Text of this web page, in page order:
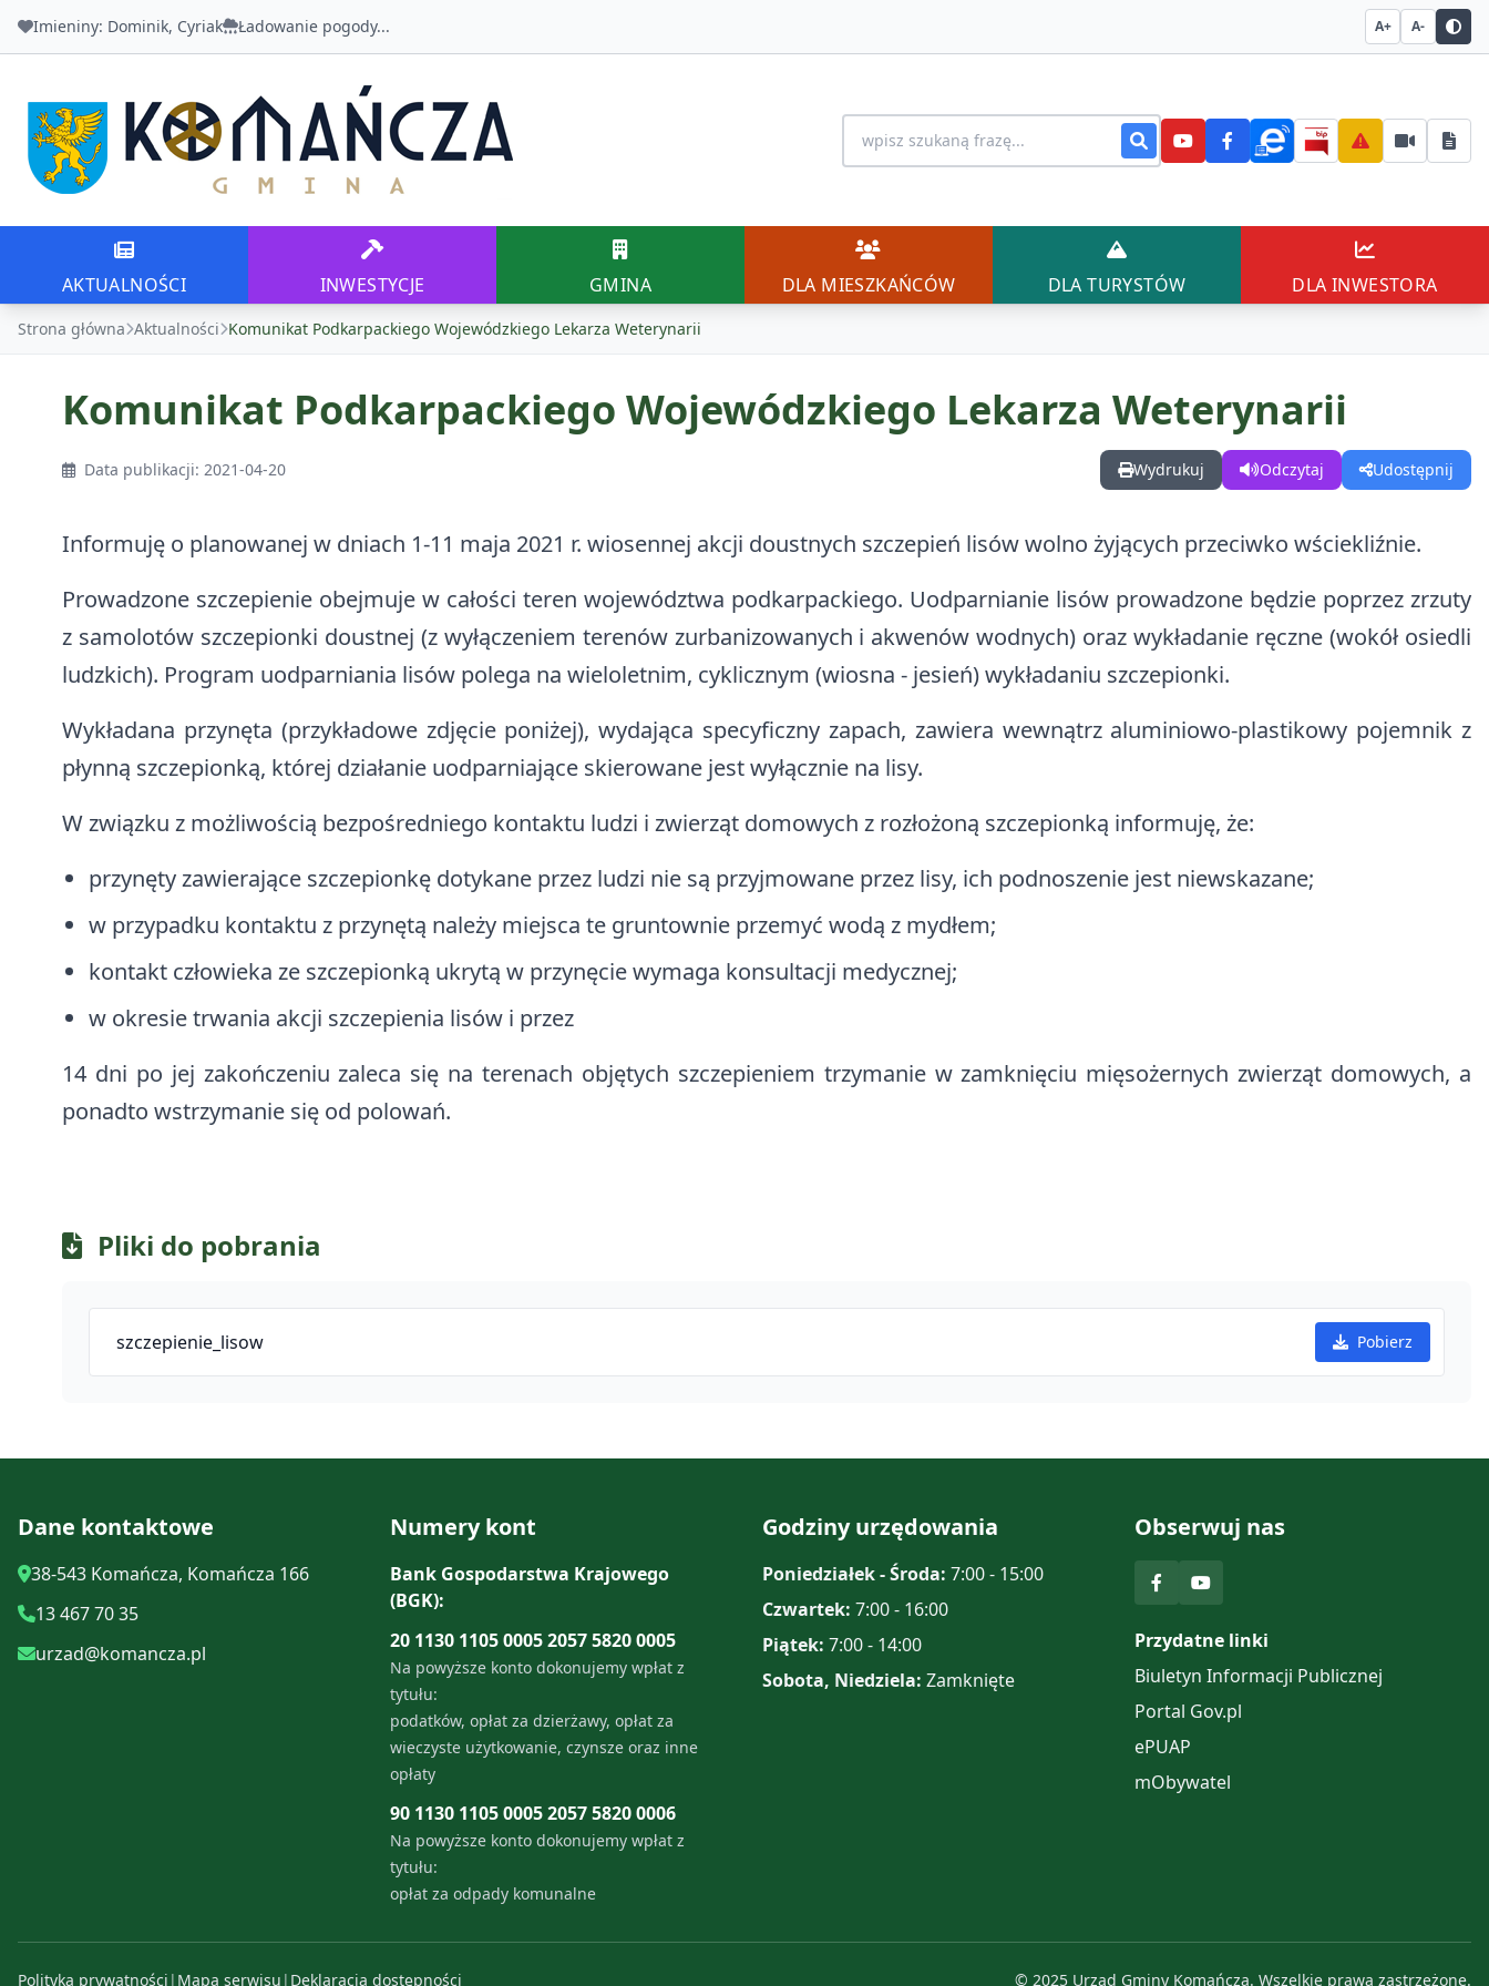
Imieniny: Dominik, Cyriak Ładowanie pogody... A+ A-
Urząd Gminy Komańcza Wyszukiwanie na stronie
AKTUALNOŚCI
AKTUALNOŚCI INWESTYCJE
INWESTYCJE GMINA
GMINA DLA MIESZKAŃCÓW
DLA MIESZKAŃCÓW DLA TURYSTÓW
DLA TURYSTÓW DLA INWESTORA
DLA
Strona główna Aktualności Komunikat Podkarpackiego Wojewódzkiego Lekarza Weterynarii
Komunikat Podkarpackiego Wojewódzkiego Lekarza Weterynarii
Data publikacji: 2021-04-20 Wydrukuj Odczytaj Udostępnij
Informuję o planowanej w dniach 1-11 maja 2021 r. wiosennej akcji doustnych szczepień lisów wolno żyjących przeciwko wściekliźnie.
Prowadzone szczepienie obejmuje w całości teren województwa podkarpackiego. Uodparnianie lisów prowadzone będzie poprzez zrzuty
z samolotów szczepionki doustnej (z wyłączeniem terenów zurbanizowanych i akwenów wodnych) oraz wykładanie ręczne (wokół osiedli
ludzkich). Program uodparniania lisów polega na wieloletnim, cyklicznym (wiosna - jesień) wykładaniu szczepionki.
Wykładana przynęta (przykładowe zdjęcie poniżej), wydająca specyficzny zapach, zawiera wewnątrz aluminiowo-plastikowy pojemnik z
płynną szczepionką, której działanie uodparniające skierowane jest wyłącznie na lisy.
W związku z możliwością bezpośredniego kontaktu ludzi i zwierząt domowych z rozłożoną szczepionką informuję, że:
przynęty zawierające szczepionkę dotykane przez ludzi nie są przyjmowane przez lisy, ich podnoszenie jest niewskazane;
w przypadku kontaktu z przynętą należy miejsca te gruntownie przemyć wodą z mydłem;
kontakt człowieka ze szczepionką ukrytą w przynęcie wymaga konsultacji medycznej;
w okresie trwania akcji szczepienia lisów i przez
14 dni po jej zakończeniu zaleca się na terenach objętych szczepieniem trzymanie w zamknięciu mięsożernych zwierząt domowych, a
ponadto wstrzymanie się od polowań.
Pliki do pobrania
szczepienie_lisow Pobierz
Dane kontaktowe
38-543 Komańcza, Komańcza 166
13 467 70 35
urzad@komancza.pl
Numery kont
Bank Gospodarstwa Krajowego
(BGK):
20 1130 1105 0005 2057 5820 0005
Na powyższe konto dokonujemy wpłat z
tytułu:
podatków, opłat za dzierżawy, opłat za
wieczyste użytkowanie, czynsze oraz inne
opłaty
90 1130 1105 0005 2057 5820 0006
Na powyższe konto dokonujemy wpłat z
tytułu:
opłat za odpady komunalne
Godziny urzędowania
Poniedziałek - Środa: 7:00 - 15:00
Czwartek: 7:00 - 16:00
Piątek: 7:00 - 14:00
Sobota, Niedziela: Zamknięte
Obserwuj nas
Przydatne linki
Biuletyn Informacji Publicznej
Portal Gov.pl
ePUAP
mObywatel
Polityka prywatności | Mapa serwisu | Deklaracja dostępności © 2025 Urząd Gminy Komańcza. Wszelkie prawa zastrzeżone.